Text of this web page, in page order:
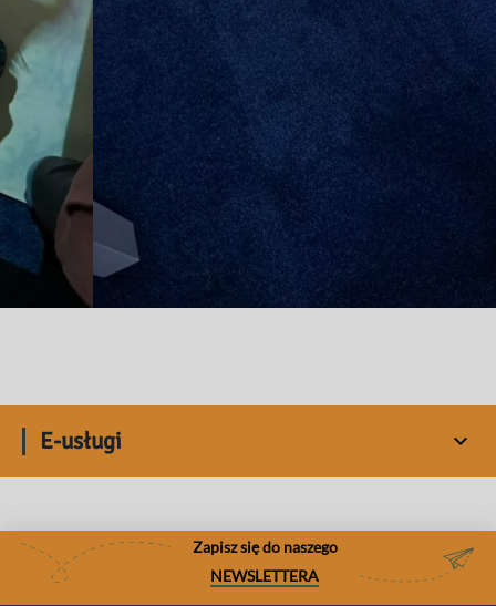
E-usługi
Zapisz się do naszego
NEWSLETTERA